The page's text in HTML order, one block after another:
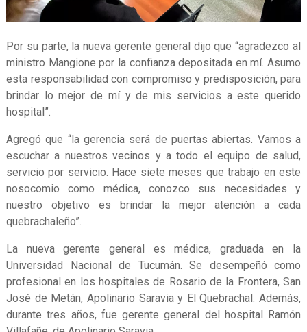
Por su parte, la nueva gerente general dijo que “agradezco al
ministro Mangione por la confianza depositada en mí. Asumo
esta responsabilidad con compromiso y predisposición, para
brindar lo mejor de mí y de mis servicios a este querido
hospital”.
Agregó que “la gerencia será de puertas abiertas. Vamos a
escuchar a nuestros vecinos y a todo el equipo de salud,
servicio por servicio. Hace siete meses que trabajo en este
nosocomio como médica, conozco sus necesidades y
nuestro objetivo es brindar la mejor atención a cada
quebrachaleño”.
La nueva gerente general es médica, graduada en la
Universidad Nacional de Tucumán. Se desempeñó como
profesional en los hospitales de Rosario de la Frontera, San
José de Metán, Apolinario Saravia y El Quebrachal. Además,
durante tres años, fue gerente general del hospital Ramón